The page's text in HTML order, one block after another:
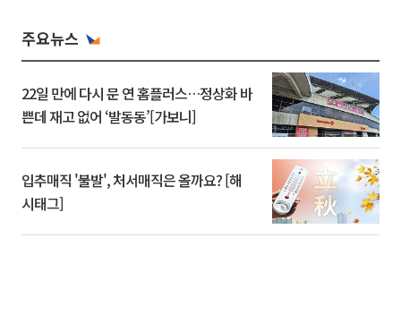
주요뉴스
22일 만에 다시 문 연 홈플러스…정상화 바
쁜데 재고 없어 ‘발동동’[가보니]
입추매직 '불발', 처서매직은 올까요? [해
시태그]